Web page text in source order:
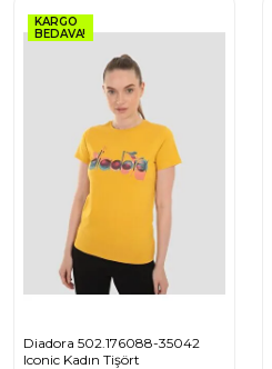
KARGO
BEDAVA!
Diadora 502.176088-35042
Iconic Kadın Tişört